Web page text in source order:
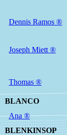
Dennis Ramos ®
Joseph Miett ®
Thomas ®
BLANCO
Ana ®
BLENKINSOP